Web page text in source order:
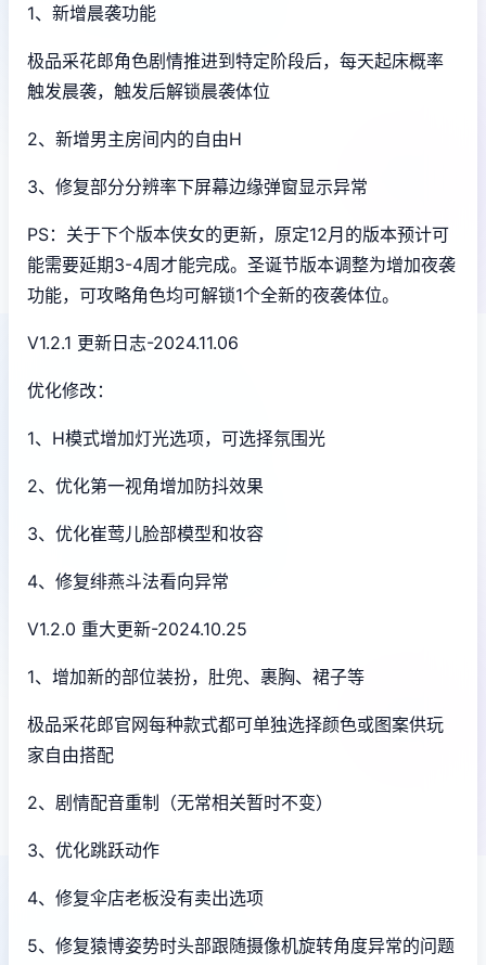
1、新增晨袭功能
极品采花郎角色剧情推进到特定阶段后，每天起床概率
触发晨袭，触发后解锁晨袭体位
2、新增男主房间内的自由H
3、修复部分分辨率下屏幕边缘弹窗显示异常
PS：关于下个版本侠女的更新，原定12月的版本预计可
能需要延期3-4周才能完成。圣诞节版本调整为增加夜袭
功能，可攻略角色均可解锁1个全新的夜袭体位。
V1.2.1 更新日志-2024.11.06
优化修改：
1、H模式增加灯光选项，可选择氛围光
2、优化第一视角增加防抖效果
3、优化崔莺儿脸部模型和妆容
4、修复绯燕斗法看向异常
V1.2.0 重大更新-2024.10.25
1、增加新的部位装扮，肚兜、裹胸、裙子等
极品采花郎官网每种款式都可单独选择颜色或图案供玩
家自由搭配
2、剧情配音重制（无常相关暂时不变）
3、优化跳跃动作
4、修复伞店老板没有卖出选项
5、修复猿博姿势时头部跟随摄像机旋转角度异常的问题